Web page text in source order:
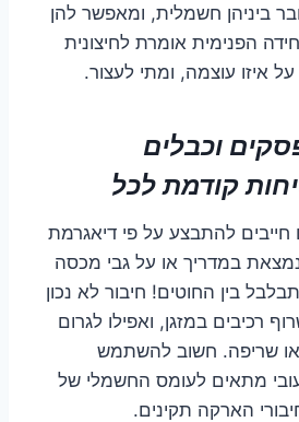
ביניהן חשמלית, ומאפשר להן
הפנימית אומרת לחיצונית
איזו עוצמה, ומתי לעצור.
וכבלים
קודמת לכל
חייבים להתבצע על פי דיאגרמת
במדריך או על גבי מכסה
בין החוטים! חיבור לא נכון
רכיבים במזגן, ואפילו לגרום
שריפה. חשוב להשתמש
מתאים לעומס החשמלי של
הארקה תקינים.